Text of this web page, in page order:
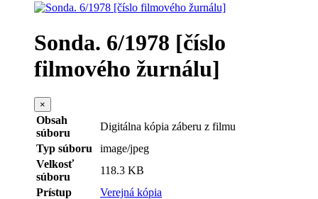
Sonda. 6/1978 [číslo
filmového žurnálu]
×
Obsah
súboru
Digitálna kópia záberu z filmu
Typ súboru
image/jpeg
Velkosť
súboru
118.3 KB
Prístup
Verejná kópia